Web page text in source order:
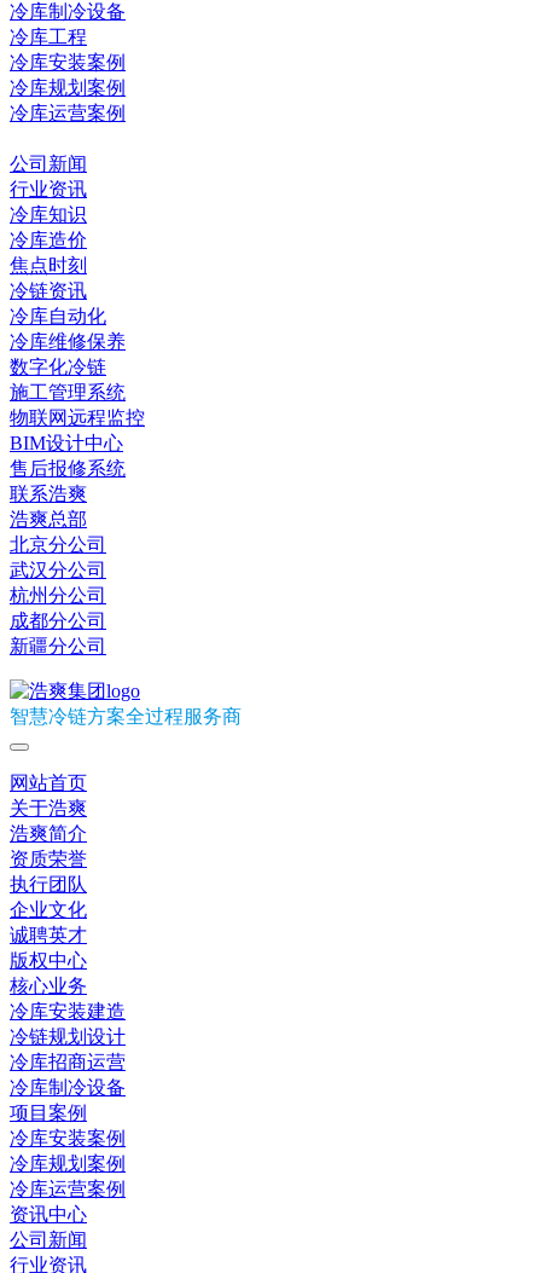
冷库制冷设备
冷库工程
冷库安装案例
冷库规划案例
冷库运营案例
公司新闻
行业资讯
冷库知识
冷库造价
焦点时刻
冷链资讯
冷库自动化
冷库维修保养
数字化冷链
施工管理系统
物联网远程监控
BIM设计中心
售后报修系统
联系浩爽
浩爽总部
北京分公司
武汉分公司
杭州分公司
成都分公司
新疆分公司
智慧冷链方案全过程服务商
网站首页
关于浩爽
浩爽简介
资质荣誉
执行团队
企业文化
诚聘英才
版权中心
核心业务
冷库安装建造
冷链规划设计
冷库招商运营
冷库制冷设备
项目案例
冷库安装案例
冷库规划案例
冷库运营案例
资讯中心
公司新闻
行业资讯